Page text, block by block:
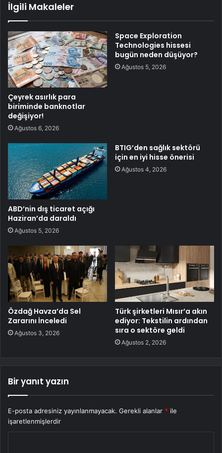
İlgili Makaleler
Çeyrek asırlık para
biriminde banknotlar
değişiyor!
Ağustos 6, 2026
Space Exploration
Technologies hissesi
bugün neden düşüyor?
Ağustos 5, 2026
ABD’nin dış ticaret açığı
Haziran’da daraldı
Ağustos 5, 2026
BTIG’den sağlık sektörü
için en iyi hisse önerisi
Ağustos 4, 2026
Özdağ Havza’da Sel
Zararını İnceledi
Ağustos 3, 2026
Türk şirketleri Mısır’a akın
ediyor: Tekstilin ardından
sıra o sektöre geldi
Ağustos 2, 2026
Bir yanıt yazın
E-posta adresiniz yayınlanmayacak. Gerekli alanlar * ile
işaretlenmişlerdir